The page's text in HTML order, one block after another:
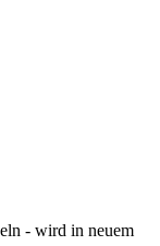
- wird in neuem